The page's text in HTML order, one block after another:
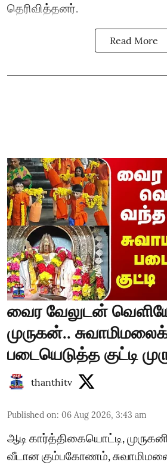
தெரிவித்தனர்.
Read More
வைர வேலுடன்
முருகன்..
படையெடுத்த குட்டி
thanthitv
Published on: 06 Aug 2026, 3:43 am
ஆடி கார்த்திகையொட்டி,
வீடான கும்பகோணம்,